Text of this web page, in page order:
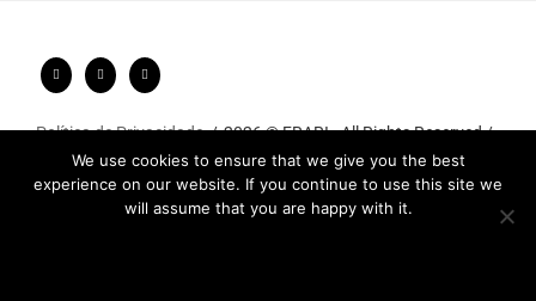
Política de Privacidade
2026 © FRARI - All Rights Reserved /
made byUnpxl.
We use cookies to ensure that we give you the best
experience on our website. If you continue to use this site we
will assume that you are happy with it.